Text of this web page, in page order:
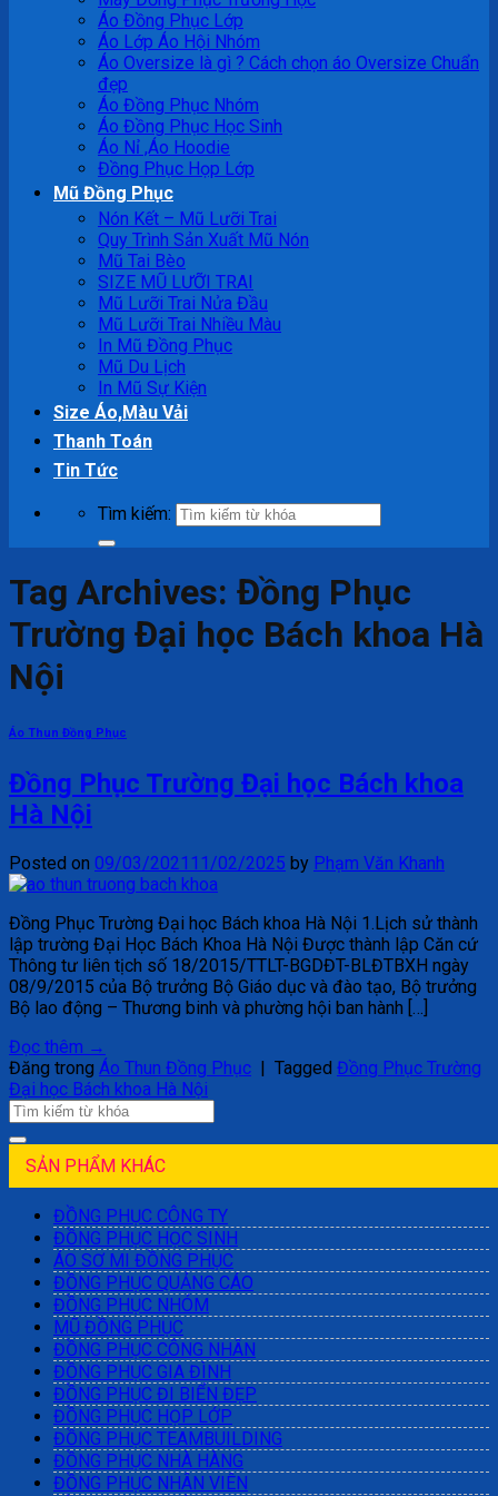
Áo Đồng Phục Lớp
Áo Lớp Áo Hội Nhóm
Áo Oversize là gì ? Cách chọn áo Oversize Chuẩn
đẹp
Áo Đồng Phục Nhóm
Áo Đồng Phục Học Sinh
Áo Nỉ ,Áo Hoodie
Đồng Phục Họp Lớp
Mũ Đồng Phục
Nón Kết – Mũ Lưỡi Trai
Quy Trình Sản Xuất Mũ Nón
Mũ Tai Bèo
SIZE MŨ LƯỠI TRAI
Mũ Lưỡi Trai Nửa Đầu
Mũ Lưỡi Trai Nhiều Màu
In Mũ Đồng Phục
Mũ Du Lịch
In Mũ Sự Kiện
Size Áo,Màu Vải
Thanh Toán
Tin Tức
Tìm kiếm:
Tag Archives: Đồng Phục
Trường Đại học Bách khoa Hà
Nội
Áo Thun Đồng Phục
Đồng Phục Trường Đại học Bách khoa
Hà Nội
Posted on 09/03/2021 11/02/2025 by Phạm Văn Khanh
Đồng Phục Trường Đại học Bách khoa Hà Nội 1.Lịch sử thành
lập trường Đại Học Bách Khoa Hà Nội Được thành lập Căn cứ
Thông tư liên tịch số 18/2015/TTLT-BGDĐT-BLĐTBXH ngày
08/9/2015 của Bộ trưởng Bộ Giáo dục và đào tạo, Bộ trưởng
Bộ lao động – Thương binh và phường hội ban hành […]
Đọc thêm →
Đăng trong Áo Thun Đồng Phục Tagged Đồng Phục Trường
Đại học Bách khoa Hà Nội
SẢN PHẨM KHÁC
ĐỒNG PHỤC CÔNG TY
ĐỒNG PHỤC HỌC SINH
ÁO SƠ MI ĐỒNG PHỤC
ĐỒNG PHỤC QUẢNG CÁO
ĐỒNG PHỤC NHÓM
MŨ ĐỒNG PHỤC
ĐỒNG PHỤC CÔNG NHÂN
ĐỒNG PHỤC GIA ĐÌNH
ĐỒNG PHỤC ĐI BIỂN ĐẸP
ĐỒNG PHỤC HỌP LỚP
ĐỒNG PHỤC TEAMBUILDING
ĐỒNG PHỤC NHÀ HÀNG
ĐỒNG PHỤC NHÂN VIÊN